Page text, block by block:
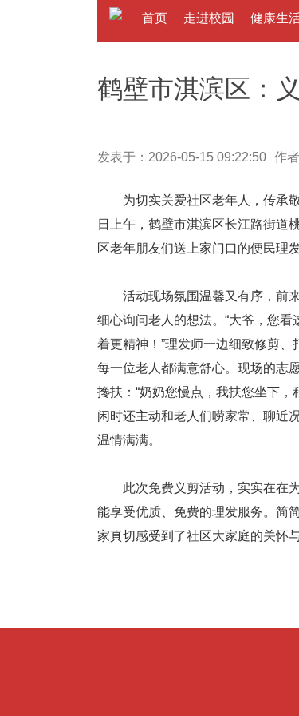
首页 走进校园 健康生
鹤壁市淇滨区：
发表于：2026-05-15 09:22:50 作
为切实关爱社区老年人，传承敬
日上午，鹤壁市淇滨区长江路街道
区老年朋友们送上家门口的便民理发
活动现场氛围温馨又有序，前来
细心询问老人的想法。“大爷，您
着更精神！”理发师一边细致修剪
每一位老人都满意舒心。现场的志
搀扶：“奶奶您慢点，我扶您坐下
闲时还主动和老人们唠家常、聊近
温情满满。
此次免费义剪活动，实实在在为
能享受优质、免费的理发服务。简
家真切感受到了社区大家庭的关怀